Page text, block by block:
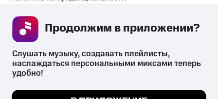
СКАЧАТЬ ПРИЛОЖЕНИЕ
психотропных веществ, их аналогов причиняет вред здоровью,
Мы используем куки, чтобы на сайте все
Слушать музыку, создавать плейлисты,
наслаждаться персональными миксами теперь
удобно!